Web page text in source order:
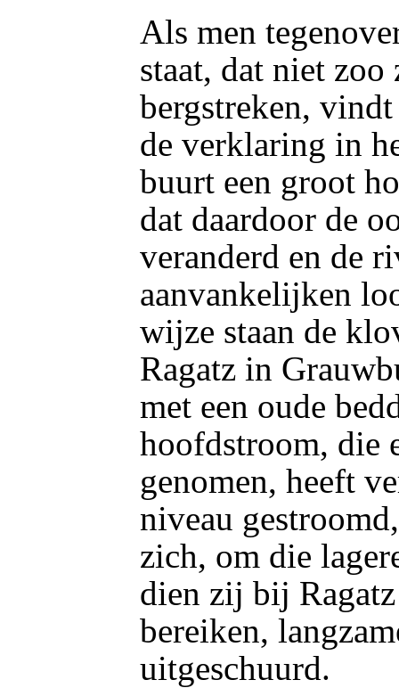
Als men
staat, dat niet zoo
bergstreken,
de verklaring in
buurt een groot
dat daardoor de
veranderd en de
aanvankelijken
wijze staan de
Ragatz in
met een oude
hoofdstroom, die
genomen, heeft
niveau
zich, om die
dien zij bij
bereiken,
uitgeschuurd.